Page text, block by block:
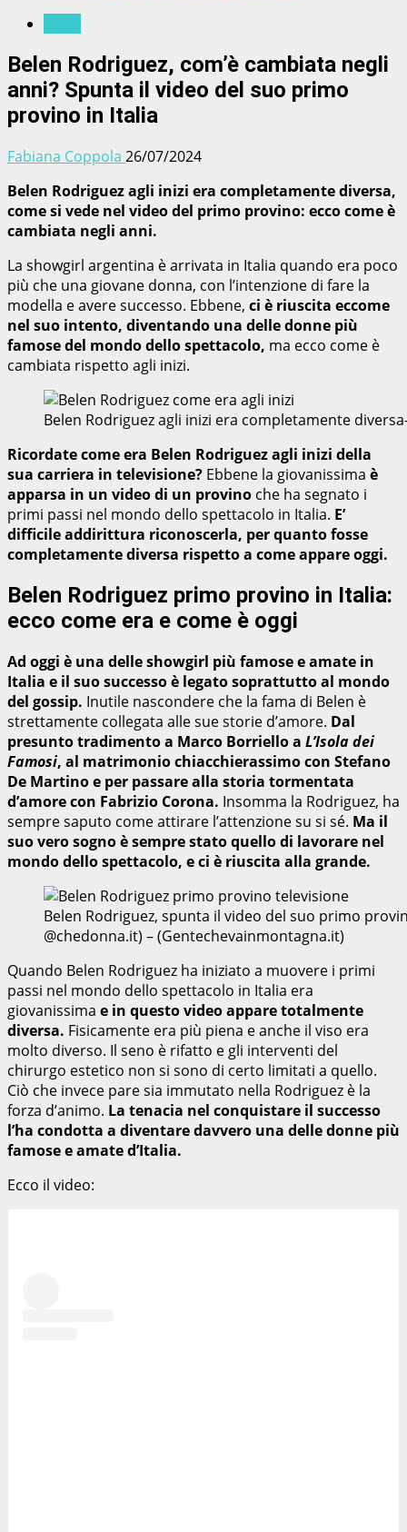
Belen Rodriguez, com’è cambiata negli
anni? Spunta il video del suo primo
provino in Italia
Fabiana Coppola 26/07/2024
Belen Rodriguez agli inizi era completamente diversa,
come si vede nel video del primo provino: ecco come è
cambiata negli anni.
La showgirl argentina è arrivata in Italia quando era poco
più che una giovane donna, con l’intenzione di fare la
modella e avere successo. Ebbene, ci è riuscita eccome
nel suo intento, diventando una delle donne più
famose del mondo dello spettacolo, ma ecco come è
cambiata rispetto agli inizi.
Belen Rodriguez agli inizi era completamente
Ricordate come era Belen Rodriguez agli inizi della
sua carriera in televisione? Ebbene la giovanissima è
apparsa in un video di un provino che ha segnato i
primi passi nel mondo dello spettacolo in Italia. E’
difficile addirittura riconoscerla, per quanto fosse
completamente diversa rispetto a come appare oggi.
Belen Rodriguez primo provino in Italia:
ecco come era e come è oggi
Ad oggi è una delle showgirl più famose e amate in
Italia e il suo successo è legato soprattutto al mondo
del gossip. Inutile nascondere che la fama di Belen è
strettamente collegata alle sue storie d’amore. Dal
presunto tradimento a Marco Borriello a L’Isola dei
Famosi, al matrimonio chiacchierassimo con Stefano
De Martino e per passare alla storia tormentata
d’amore con Fabrizio Corona. Insomma la Rodriguez, ha
sempre saputo come attirare l’attenzione su si sé. Ma il
suo vero sogno è sempre stato quello di lavorare nel
mondo dello spettacolo, e ci è riuscita alla grande.
Belen Rodriguez, spunta il video del suo primo
@chedonna.it) – (Gentechevainmontagna.it)
Quando Belen Rodriguez ha iniziato a muovere i primi
passi nel mondo dello spettacolo in Italia era
giovanissima e in questo video appare totalmente
diversa. Fisicamente era più piena e anche il viso era
molto diverso. Il seno è rifatto e gli interventi del
chirurgo estetico non si sono di certo limitati a quello.
Ciò che invece pare sia immutato nella Rodriguez è la
forza d’animo. La tenacia nel conquistare il successo
l’ha condotta a diventare davvero una delle donne più
famose e amate d’Italia.
Ecco il video: